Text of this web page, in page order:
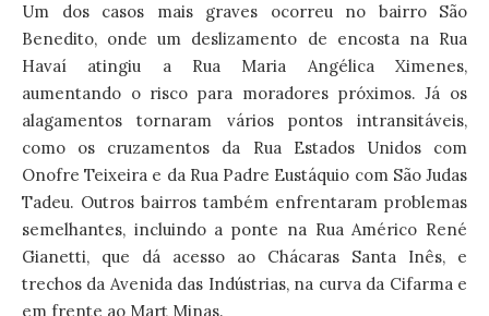
Um dos casos mais graves ocorreu no bairro São
Benedito, onde um deslizamento de encosta na Rua
Havaí atingiu a Rua Maria Angélica Ximenes,
aumentando o risco para moradores próximos. Já os
alagamentos tornaram vários pontos intransitáveis,
como os cruzamentos da Rua Estados Unidos com
Onofre Teixeira e da Rua Padre Eustáquio com São Judas
Tadeu. Outros bairros também enfrentaram problemas
semelhantes, incluindo a ponte na Rua Américo René
Gianetti, que dá acesso ao Chácaras Santa Inês, e
trechos da Avenida das Indústrias, na curva da Cifarma e
em frente ao Mart Minas.